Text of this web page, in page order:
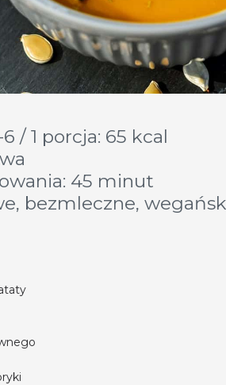
/ 1 porcja: 65 kcal
45 minut
bezmleczne,